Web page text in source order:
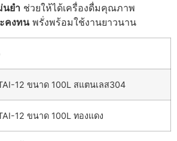
นยำ ช่วยให้ได้เครื่องดื่มคุณภาพ
คงทนพรั่งพร้อมใช้งานยาวนาน
12 ขนาด 100L สแตนเลส304
12 ขนาด 100L ทองแดง